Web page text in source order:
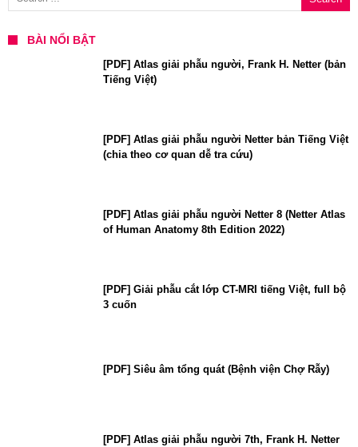
BÀI NỔI BẬT
[PDF] Atlas giải phẫu người, Frank H. Netter (bản
Tiếng Việt)
[PDF] Atlas giải phẫu người Netter bản Tiếng Việt
(chia theo cơ quan dễ tra cứu)
[PDF] Atlas giải phẫu người Netter 8 (Netter Atlas
of Human Anatomy 8th Edition 2022)
[PDF] Giải phẫu cắt lớp CT-MRI tiếng Việt, full bộ
3 cuốn
[PDF] Siêu âm tổng quát (Bệnh viện Chợ Rẫy)
[PDF] Atlas giải phẫu người 7th, Frank H. Netter